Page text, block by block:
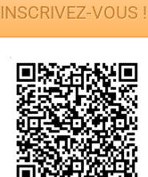
INSCRIVEZ-VOUS !